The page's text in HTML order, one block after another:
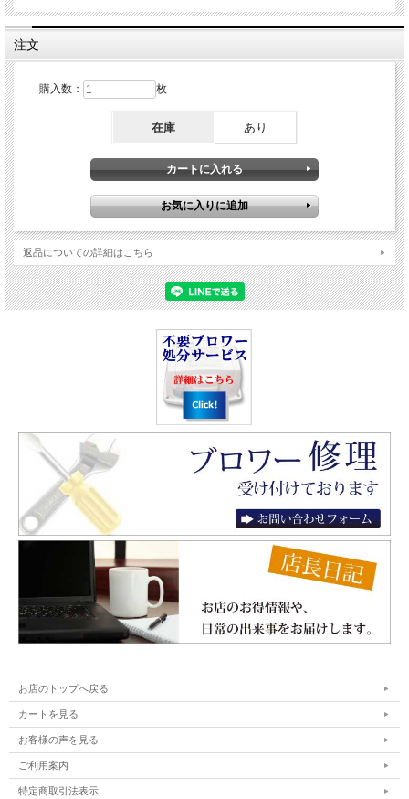
注文
購入数： 枚
在庫 あり
返品についての詳細はこちら
お店のトップへ戻る
カートを見る
お客様の声を見る
ご利用案内
特定商取引法表示